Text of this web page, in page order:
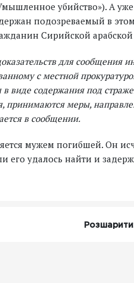
убийство»). А уже
подозреваемый в
Сирийской
для сообщения
с местной
виде содержания под
принимаются меры,
в сообщении.
мужем погибшей. Он
его удалось найти и